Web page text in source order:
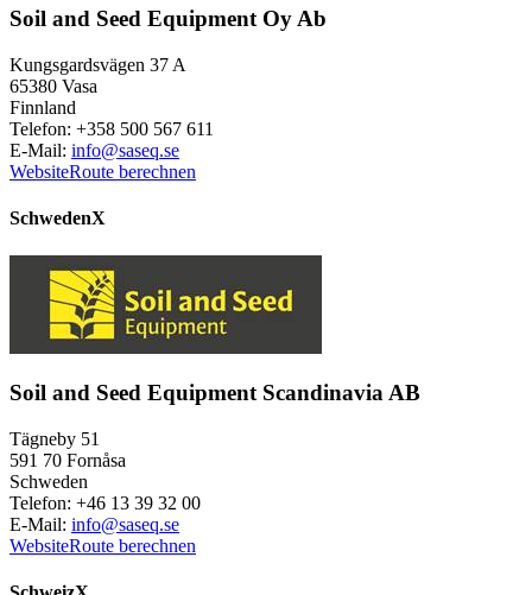
Soil and Seed Equipment Oy Ab
Kungsgardsvägen 37 A
65380 Vasa
Finnland
Telefon: +358 500 567 611
E-Mail: info@saseq.se
WebsiteRoute berechnen
SchwedenX
Soil and Seed Equipment Scandinavia AB
Tägneby 51
591 70 Fornåsa
Schweden
Telefon: +46 13 39 32 00
E-Mail: info@saseq.se
WebsiteRoute berechnen